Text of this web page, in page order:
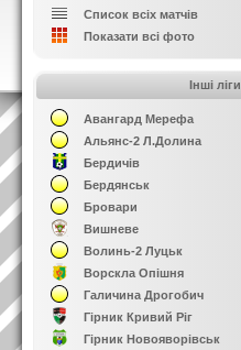
Список всіх матчів
Показати всі фото
Інші ліги
Авангард Мерефа
Альянс-2 Л.Долина
Бердичів
Бердянськ
Бровари
Вишневе
Волинь-2 Луцьк
Ворскла Опішня
Галичина Дрогобич
Гірник Кривий Ріг
Гірник Новояворівськ